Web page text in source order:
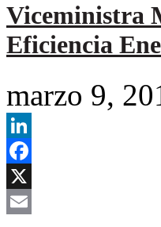
Viceministra
Eficiencia
marzo 9,
LinkedIn
Facebook
X